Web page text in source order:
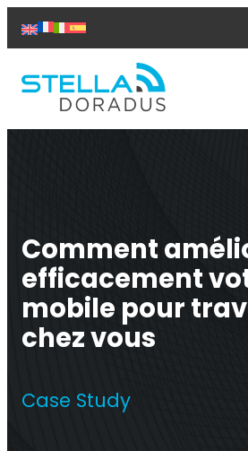
À propos de nous
Contact
Comment
efficacement
mobile pour
chez vous
Case Study